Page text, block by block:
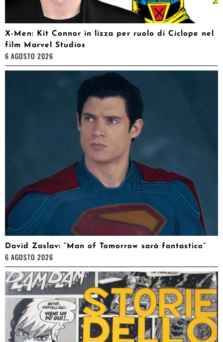
X-Men: Kit Connor in lizza per ruolo di Ciclope nel
film Marvel Studios
6 AGOSTO 2026
David Zaslav: “Man of Tomorrow sarà fantastico”
6 AGOSTO 2026